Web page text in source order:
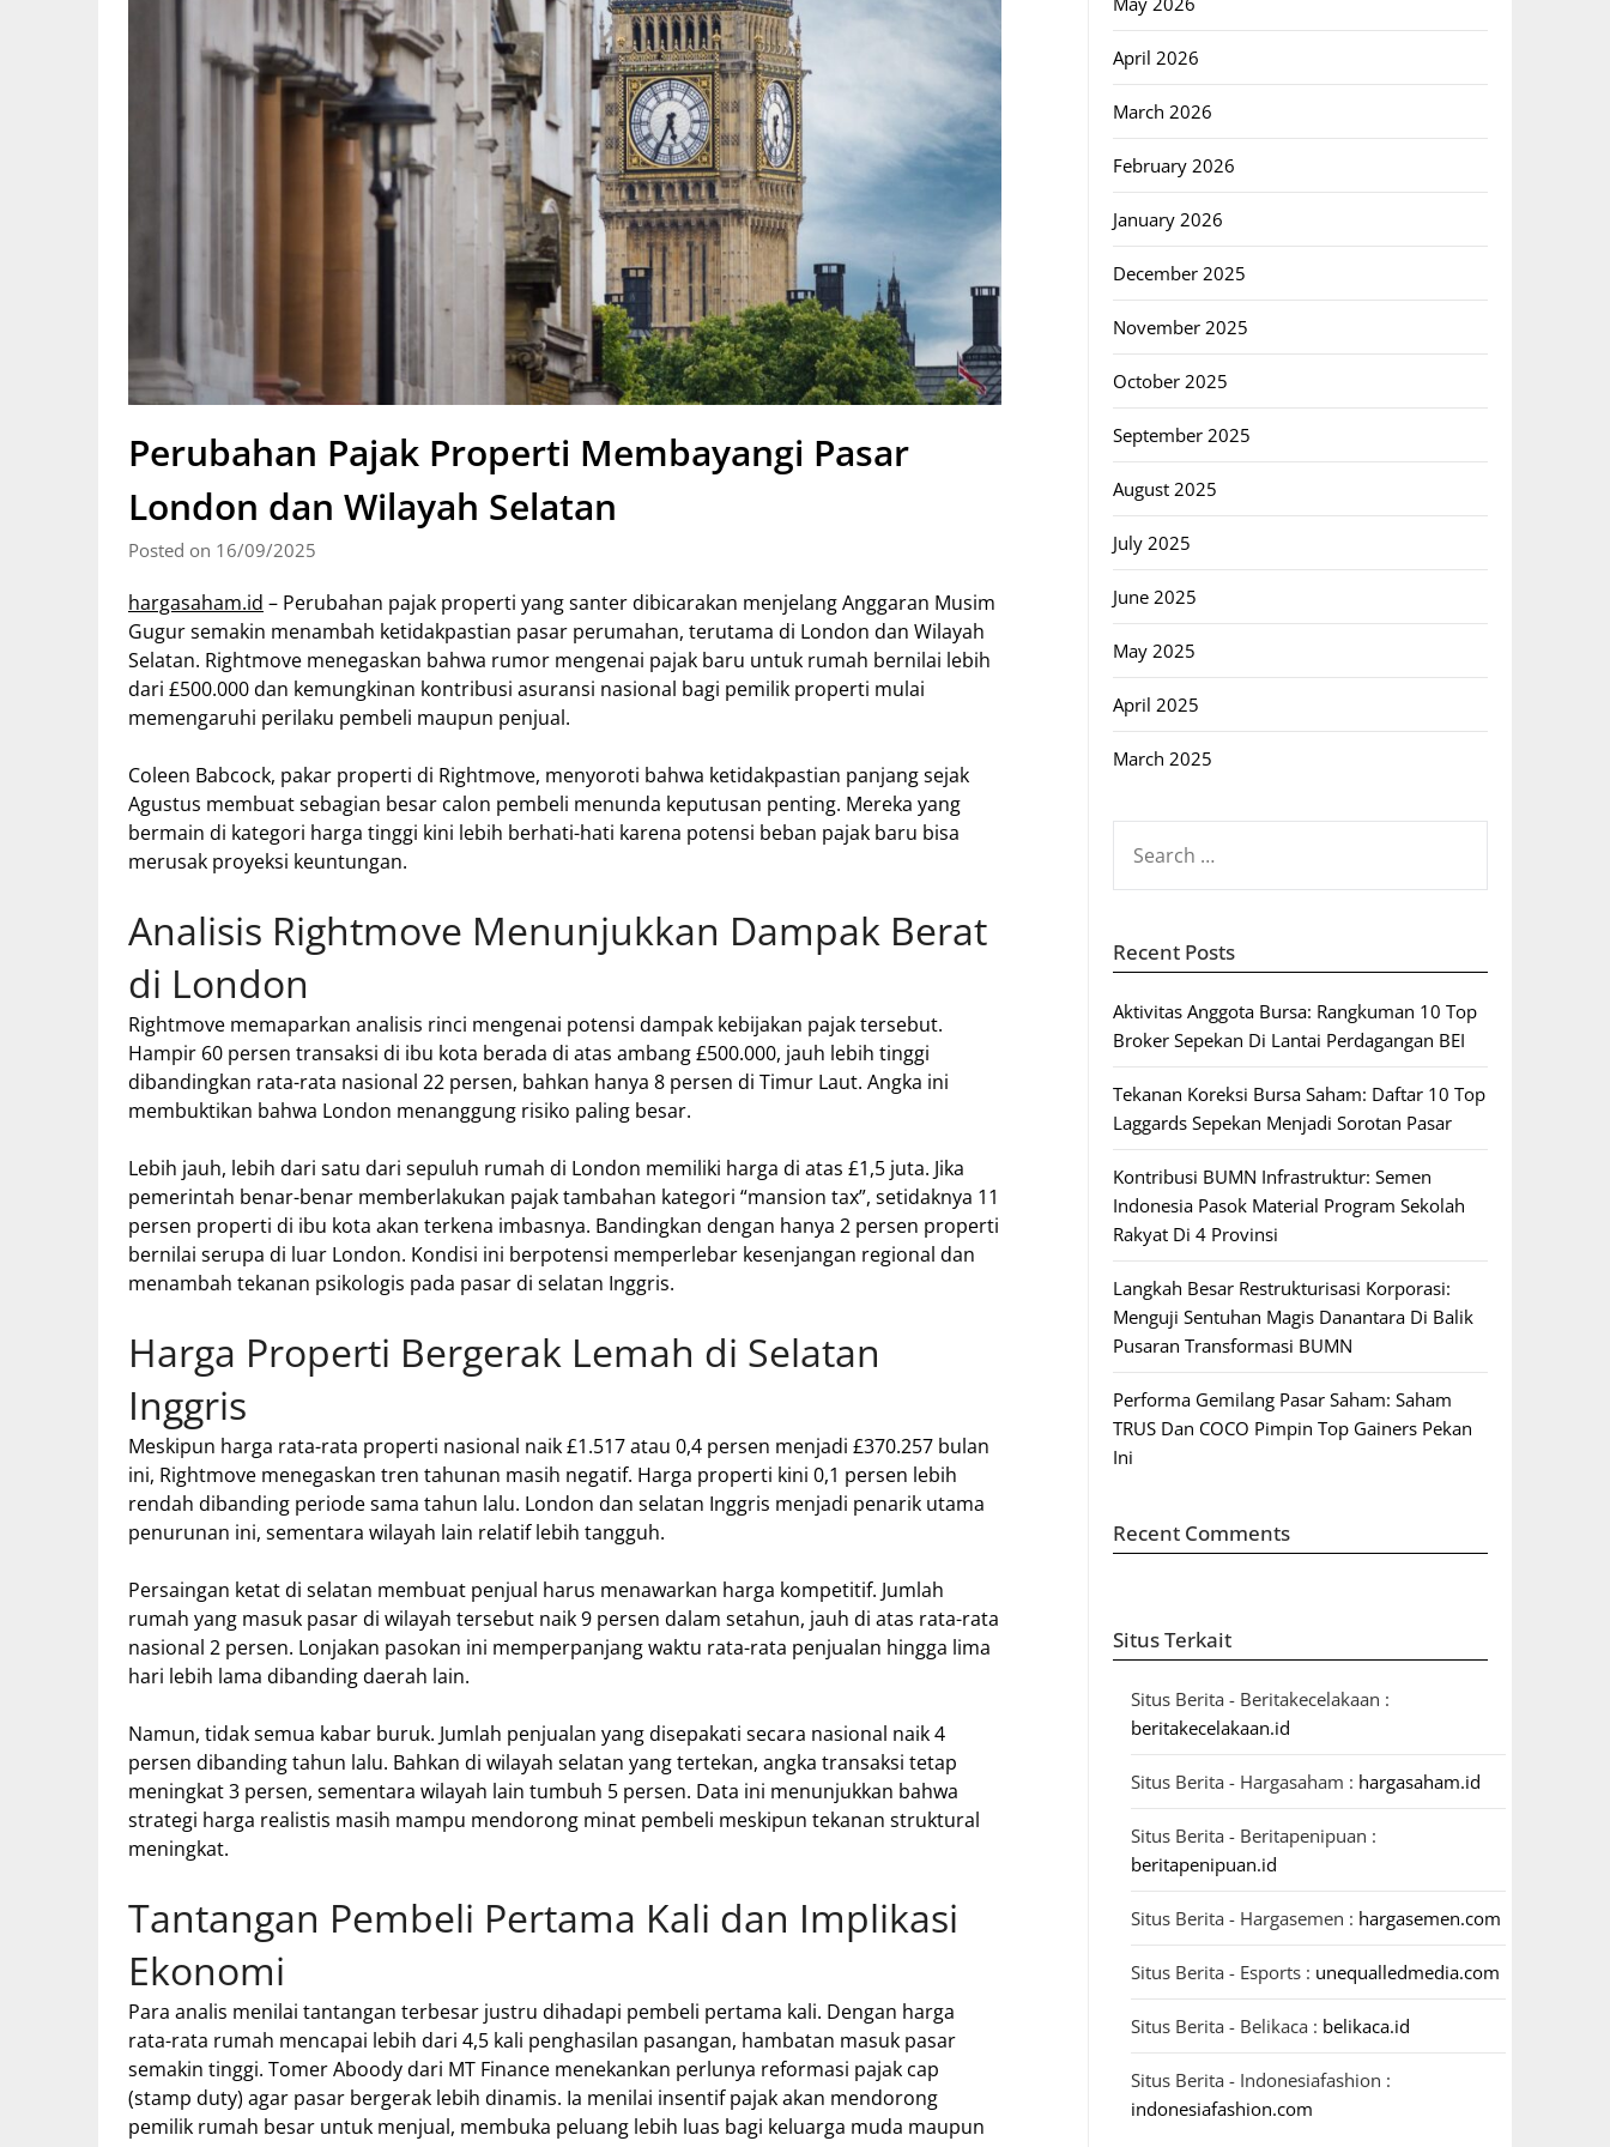
Perubahan Pajak Properti Membayangi Pasar
London dan Wilayah Selatan
Posted on 16/09/2025
hargasaham.id – Perubahan pajak properti yang santer dibicarakan menjelang Anggaran Musim
Gugur semakin menambah ketidakpastian pasar perumahan, terutama di London dan Wilayah
Selatan. Rightmove menegaskan bahwa rumor mengenai pajak baru untuk rumah bernilai lebih
dari £500.000 dan kemungkinan kontribusi asuransi nasional bagi pemilik properti mulai
memengaruhi perilaku pembeli maupun penjual.
Coleen Babcock, pakar properti di Rightmove, menyoroti bahwa ketidakpastian panjang sejak
Agustus membuat sebagian besar calon pembeli menunda keputusan penting. Mereka yang
bermain di kategori harga tinggi kini lebih berhati-hati karena potensi beban pajak baru bisa
merusak proyeksi keuntungan.
Analisis Rightmove Menunjukkan Dampak Berat
di London
Rightmove memaparkan analisis rinci mengenai potensi dampak kebijakan pajak tersebut.
Hampir 60 persen transaksi di ibu kota berada di atas ambang £500.000, jauh lebih tinggi
dibandingkan rata-rata nasional 22 persen, bahkan hanya 8 persen di Timur Laut. Angka ini
membuktikan bahwa London menanggung risiko paling besar.
Lebih jauh, lebih dari satu dari sepuluh rumah di London memiliki harga di atas £1,5 juta. Jika
pemerintah benar-benar memberlakukan pajak tambahan kategori “mansion tax”, setidaknya 11
persen properti di ibu kota akan terkena imbasnya. Bandingkan dengan hanya 2 persen properti
bernilai serupa di luar London. Kondisi ini berpotensi memperlebar kesenjangan regional dan
menambah tekanan psikologis pada pasar di selatan Inggris.
Harga Properti Bergerak Lemah di Selatan
Inggris
Meskipun harga rata-rata properti nasional naik £1.517 atau 0,4 persen menjadi £370.257 bulan
ini, Rightmove menegaskan tren tahunan masih negatif. Harga properti kini 0,1 persen lebih
rendah dibanding periode sama tahun lalu. London dan selatan Inggris menjadi penarik utama
penurunan ini, sementara wilayah lain relatif lebih tangguh.
Persaingan ketat di selatan membuat penjual harus menawarkan harga kompetitif. Jumlah
rumah yang masuk pasar di wilayah tersebut naik 9 persen dalam setahun, jauh di atas rata-rata
nasional 2 persen. Lonjakan pasokan ini memperpanjang waktu rata-rata penjualan hingga lima
hari lebih lama dibanding daerah lain.
Namun, tidak semua kabar buruk. Jumlah penjualan yang disepakati secara nasional naik 4
persen dibanding tahun lalu. Bahkan di wilayah selatan yang tertekan, angka transaksi tetap
meningkat 3 persen, sementara wilayah lain tumbuh 5 persen. Data ini menunjukkan bahwa
strategi harga realistis masih mampu mendorong minat pembeli meskipun tekanan struktural
meningkat.
Tantangan Pembeli Pertama Kali dan Implikasi
Ekonomi
Para analis menilai tantangan terbesar justru dihadapi pembeli pertama kali. Dengan harga
rata-rata rumah mencapai lebih dari 4,5 kali penghasilan pasangan, hambatan masuk pasar
semakin tinggi. Tomer Aboody dari MT Finance menekankan perlunya reformasi pajak cap
(stamp duty) agar pasar bergerak lebih dinamis. Ia menilai insentif pajak akan mendorong
pemilik rumah besar untuk menjual, membuka peluang lebih luas bagi keluarga muda maupun
April 2026
March 2026
February 2026
January 2026
December 2025
November 2025
October 2025
September 2025
August 2025
July 2025
June 2025
May 2025
April 2025
March 2025
FOR:
Recent Posts
Aktivitas Anggota Bursa: Rangkuman 10 Top
Broker Sepekan Di Lantai Perdagangan BEI
Tekanan Koreksi Bursa Saham: Daftar 10 Top
Laggards Sepekan Menjadi Sorotan Pasar
Kontribusi BUMN Infrastruktur: Semen
Indonesia Pasok Material Program Sekolah
Rakyat Di 4 Provinsi
Langkah Besar Restrukturisasi Korporasi:
Menguji Sentuhan Magis Danantara Di Balik
Pusaran Transformasi BUMN
Performa Gemilang Pasar Saham: Saham
TRUS Dan COCO Pimpin Top Gainers Pekan
Ini
Recent Comments
Situs Terkait
Situs Berita - Beritakecelakaan :
beritakecelakaan.id
Situs Berita - Hargasaham : hargasaham.id
Situs Berita - Beritapenipuan :
beritapenipuan.id
Situs Berita - Hargasemen : hargasemen.com
Situs Berita - Esports : unequalledmedia.com
Situs Berita - Belikaca : belikaca.id
Situs Berita - Indonesiafashion :
indonesiafashion.com